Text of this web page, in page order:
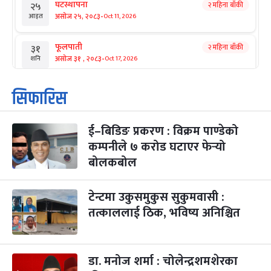
२५
आइत
घटस्थापना
असोज २५, २०८३-Oct 11, 2026
२ महिना बाँकी
३१
शनि
फूलपाती
असोज ३१ , २०८३-Oct 17, 2026
२ महिना बाँकी
१
आइत
कार्तिक सङ्क्रान्ति
कार्तिक १, २०८३
३
मंगल
महानवमी
कार्तिक ३, २०८३-Oct 20, 2026
२ महिना बाँकी
४
५
बिहि
पापा‌ङ्कुशा एकादशी व्रत
कार्तिक ५, २०८३
२ महिना बाँकी
कुकुर तिहार ३ महिना बाँकी
सिफारिस
ई–बिडिङ प्रकरण : विक्रम पाण्डेको
कम्पनीले ७ करोड घटाएर फेर्‍यो
बोलकबोल
टेन्टमा उकुसमुकुस सुकुमवासी :
तत्काललाई ठिक, भविष्य अनिश्चित
डा. मनोज शर्मा : चोलेन्द्रशमशेरका